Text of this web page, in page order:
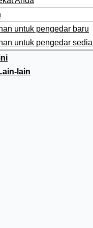
untuk pengedar baru
untuk pengedar
lain